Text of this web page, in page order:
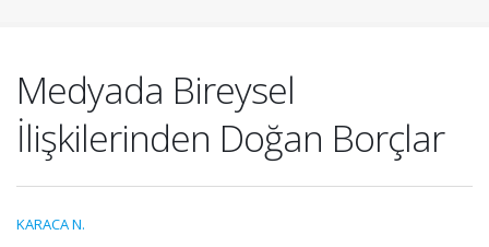
Medyada Bireysel
İlişkilerinden Doğan Borçlar
KARACA N.